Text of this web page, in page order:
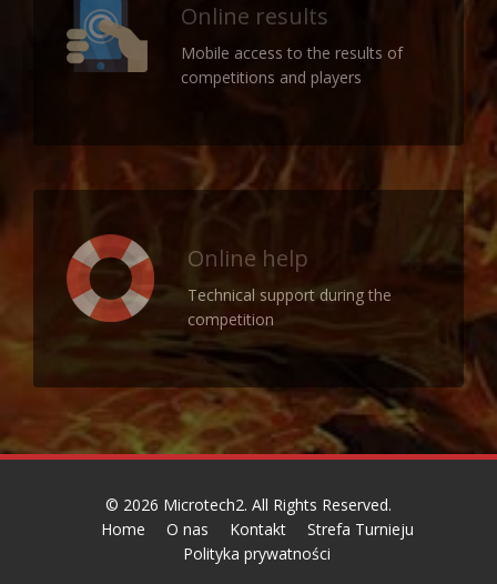
Online results
Mobile access to the results of
competitions and players
Online help
Technical support during the
competition
© 2026 Microtech2. All Rights Reserved.
Home
O nas Kontakt
Strefa Turnieju
Polityka prywatności